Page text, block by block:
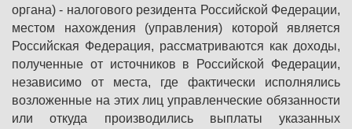
органа) - налогового резидента Российской Федерации,
местом нахождения (управления) которой является
Российская Федерация, рассматриваются как доходы,
полученные от источников в Российской Федерации,
независимо от места, где фактически исполнялись
возложенные на этих лиц управленческие обязанности
или откуда производились выплаты указанных